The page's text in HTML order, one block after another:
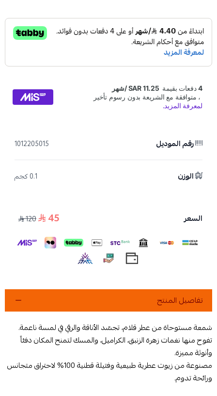
رقم الموديل 1012205015
الوزن 0.1 كجم
السعر 45
120
تفاصيل المنتج
شمعة مستوحاة من عطر قلام، تجسّد الأناقة والرقي في لمسة ناعمة.
تفوح منها نغمات زهرة الزنبق، الكراميل، والمسك لتمنح المكان دفئاً
وأنوثة مميزة.
مصنوعة من زيوت عطرية طبيعية وفتيلة قطنية 100% لاحتراق متجانس
ورائحة تدوم.